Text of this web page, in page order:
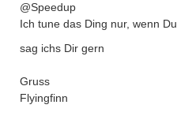
@Speedup
Ich tune das Ding nur, wenn
sag ichs Dir gern
Gruss
Flyingfinn